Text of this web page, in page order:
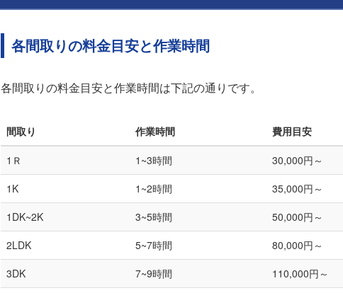
各間取りの料金目安と作業時間
各間取りの料金目安と作業時間は下記の通りです。
間取り 作業時間 費用目安
1Ｒ 1~3時間
30,000円～
1K
1~2時間
35,000円～
1DK~2K
3~5時間
50,000円～
2LDK
5~7時間
80,000円～
3DK
7~9時間
110,000円～